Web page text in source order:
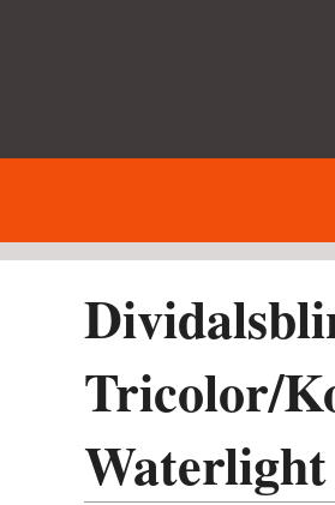
Tricolor/
Waterlight